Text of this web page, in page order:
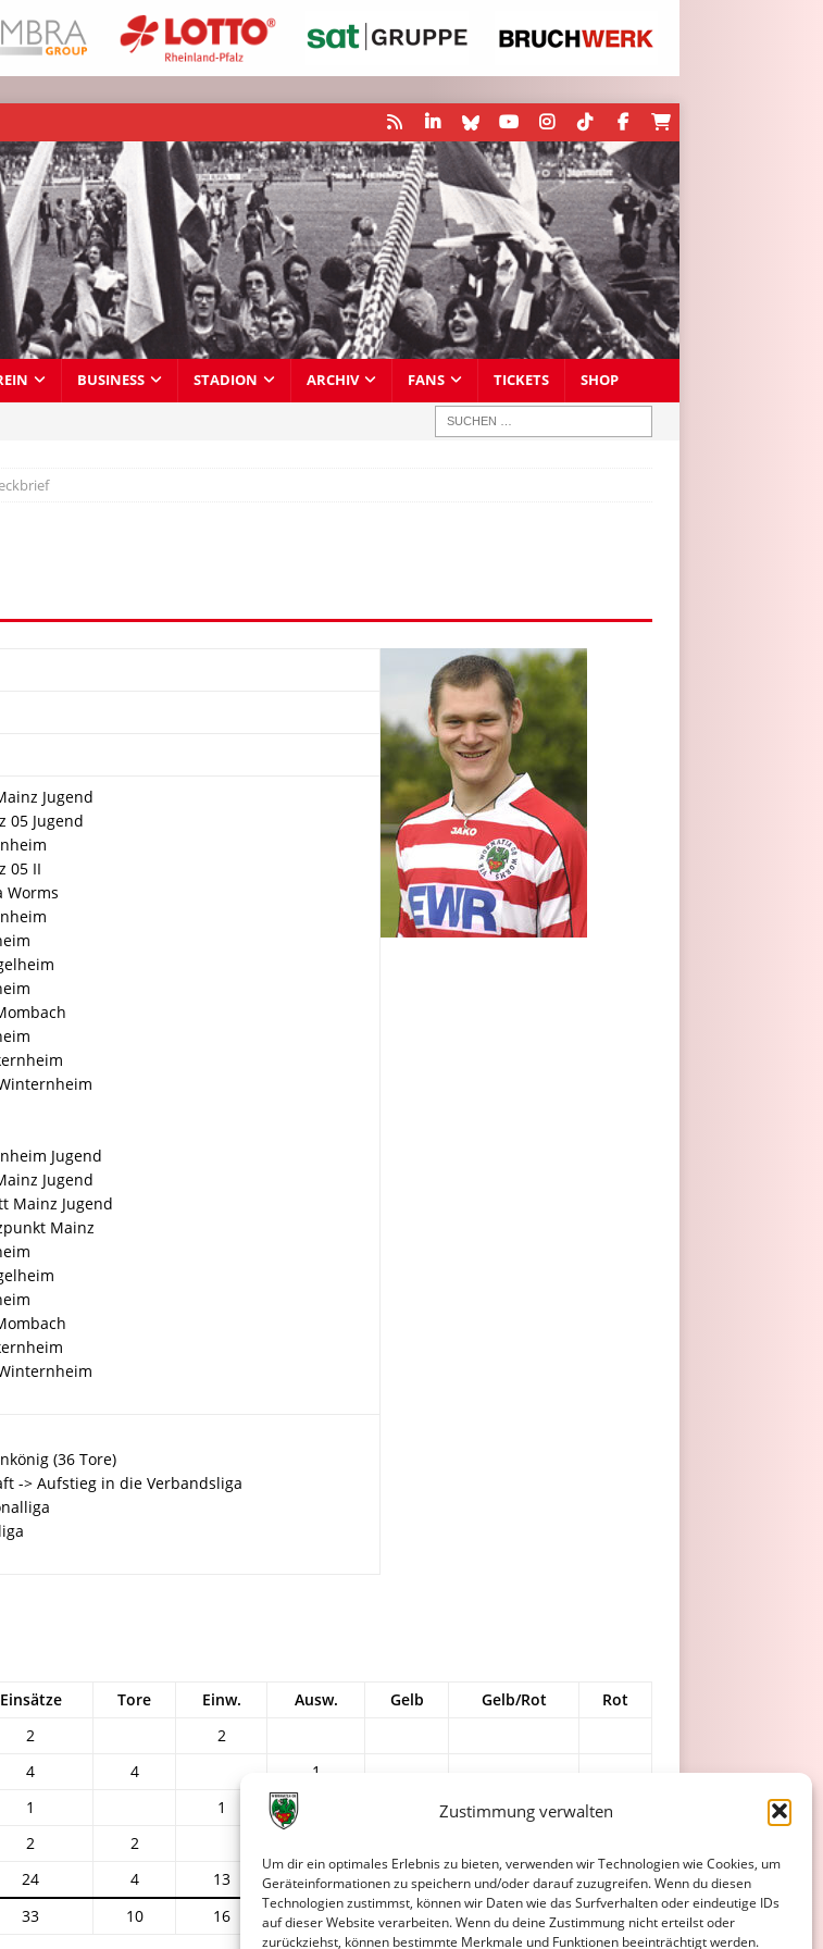
Zustimmung verwalten
Um dir ein optimales Erlebnis zu bieten, verwenden wir Technologien wie Cookies, um
Geräteinformationen zu speichern und/oder darauf zuzugreifen. Wenn du diesen
Technologien zustimmst, können wir Daten wie das Surfverhalten oder eindeutige IDs
auf dieser Website verarbeiten. Wenn du deine Zustimmung nicht erteilst oder
zurückziehst, können bestimmte Merkmale und Funktionen beeinträchtigt werden.
BUSINESS STADION ARCHIV FANS TICKETS SHOP
Jugend
05 Jugend
05 II
Worms
Jugend
Jugend
Mainz Jugend
Mainz
(36 Tore)
-> Aufstieg in die Verbandsliga
Einsätze Tore Einw. Ausw. Gelb Gelb/Rot
Rot
2
2
4 4
1
1
1
2
2
24 4 13 11 3
1
33 10 16 12 3 1 0